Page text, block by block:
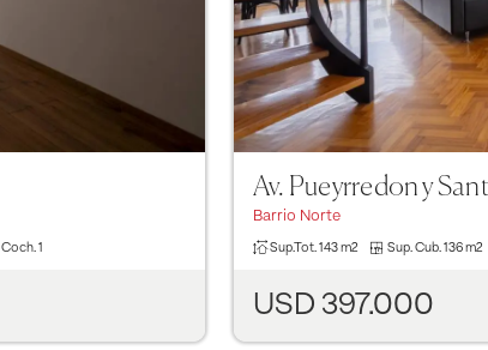
Coch. 1
Av. Pueyrredon y
Barrio Norte
Sup.Tot. 143 m2 Sup. Cub. 136 m2
USD 397.000